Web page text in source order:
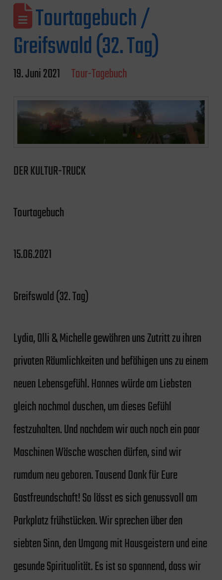
Tourtagebuch /
Greifswald (32. Tag)
19. Juni 2021 Tour-Tagebuch
DER KULTUR-TRUCK
Tourtagebuch
15.06.2021
Greifswald (32. Tag)
Lydia, Olli & Michelle gewähren uns Zutritt zu ihren
privaten Räumlichkeiten und befähigen uns zu einem
neuen Lebensgefühl. Hannes würde am Liebsten
gleich nochmal duschen, um dieses Gefühl
festzuhalten. Und nachdem wir auch noch ein paar
Maschinen Wäsche waschen dürfen, sind wir
rumdum neu geboren. Tausend Dank für Eure
Gastfreundschaft! So lässt es sich genussvoll am
Parkplatz frühstücken. Wir sprechen über den
siebten Sinn, den Umgang mit Hausgeistern und eine
gesunde Spiritualität. Es ist so spannend, dass wir